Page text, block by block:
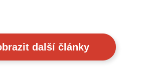
další články